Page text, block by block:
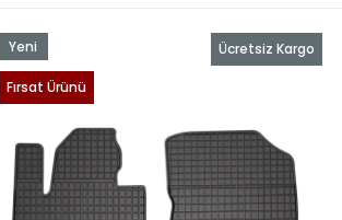
Ücretsiz Kargo
Yeni
Ürün
Fırsat Ürünü